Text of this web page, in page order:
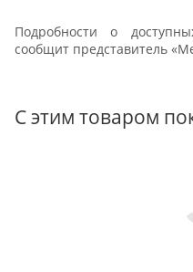
Подробности о
сообщит представитель
С этим товаром